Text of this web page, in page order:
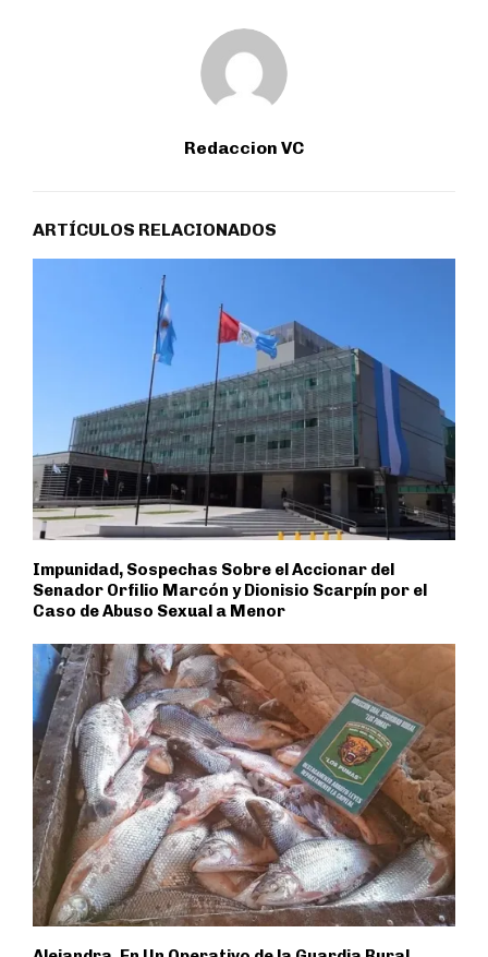
Redaccion VC
ARTÍCULOS RELACIONADOS
Impunidad, Sospechas Sobre el Accionar del
Senador Orfilio Marcón y Dionisio Scarpín por el
Caso de Abuso Sexual a Menor